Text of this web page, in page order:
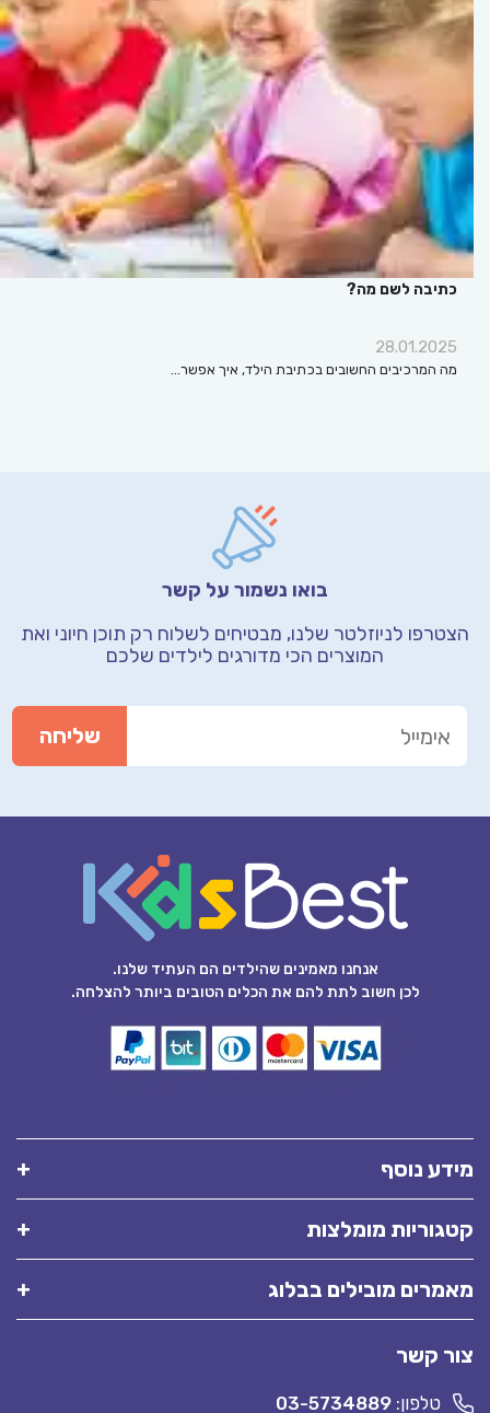
כתיבה לשם מה?
28.01.2025
מה המרכיבים החשובים בכתיבת הילד, איך אפשר…
בואו נשמור על קשר
הצטרפו לניוזלטר שלנו, מבטיחים לשלוח רק תוכן חיוני ואת
המוצרים הכי מדורגים לילדים שלכם
אנחנו מאמינים שהילדים הם העתיד שלנו.
לכן חשוב לתת להם את הכלים הטובים ביותר להצלחה.
מידע נוסף
קטגוריות מומלצות
מאמרים מובילים בבלוג
צור קשר
טלפון: 03-5734889